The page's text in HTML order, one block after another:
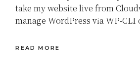
take my website live from
manage WordPress via WP-CLI
READ MORE